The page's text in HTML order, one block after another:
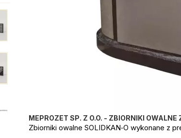
MEPROZET SP. Z O.O. - ZBIORNIKI OWALNE
Zbiorniki owalne SOLIDKAN‑O wykonane z